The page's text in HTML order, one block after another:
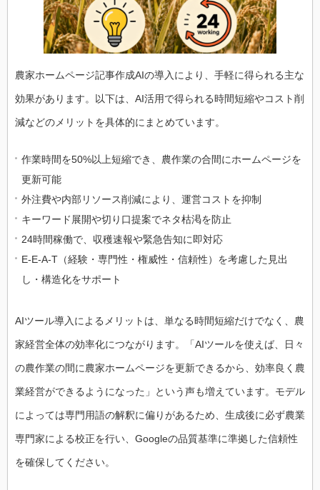
農家 ホームページ記事作成AIの導入により、手軽に得られる主な
効果があります。以下は、AI活用で得られる時間短縮やコスト削
減などのメリットを具体的にまとめています。
作業時間を50%以上短縮でき、農作業の合間にホームページを
更新可能
外注費や内部リソース削減により、運営コストを抑制
キーワード展開や切り口提案でネタ枯渇を防止
24時間稼働で、収穫速報や緊急告知に即対応
E-E-A-T（経験・専門性・権威性・信頼性）を考慮した見出
し・構造化をサポート
AIツール導入によるメリットは、単なる時間短縮だけでなく、農
家経営全体の効率化につながります。「AIツールを使えば、日々
の農作業の間に農家ホームページを更新できるから、効率良く農
業経営ができるようになった」という声も増えています。モデル
によっては専門用語の解釈に偏りがあるため、生成後に必ず農業
専門家による校正を行い、Googleの品質基準に準拠した信頼性
を確保してください。